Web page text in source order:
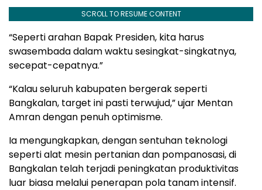
SCROLL TO RESUME CONTENT
“Seperti arahan Bapak Presiden, kita harus
swasembada dalam waktu sesingkat-singkatnya,
secepat-cepatnya.”
“Kalau seluruh kabupaten bergerak seperti
Bangkalan, target ini pasti terwujud,” ujar Mentan
Amran dengan penuh optimisme.
Ia mengungkapkan, dengan sentuhan teknologi
seperti alat mesin pertanian dan pompanosasi, di
Bangkalan telah terjadi peningkatan produktivitas
luar biasa melalui penerapan pola tanam intensif.